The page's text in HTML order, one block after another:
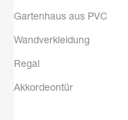
Gartenhaus aus PVC
Wandverkleidung
Regal
Akkordeontür